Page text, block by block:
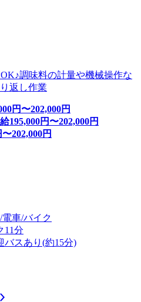
調味料の計量や機械操作な
返し作業
円〜202,000円
195,000円〜202,000円
〜202,000円
車/バイク
11分
スあり(約15分)